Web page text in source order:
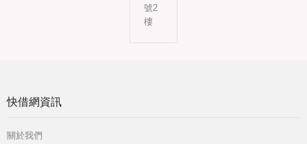
號2
樓
快借網資訊
關於我們